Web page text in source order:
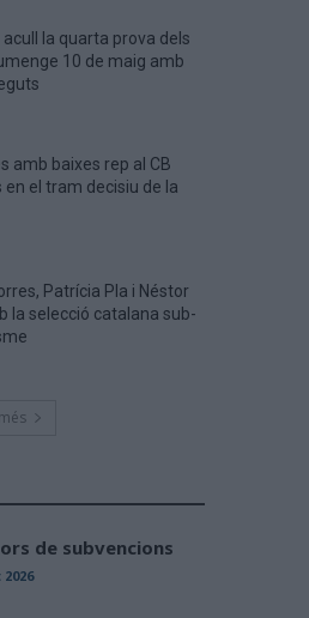
la quarta prova dels
10 de maig amb
amb baixes rep al CB
en el tram decisiu de la
Patrícia Pla i Néstor
la selecció catalana sub-
de subvencions